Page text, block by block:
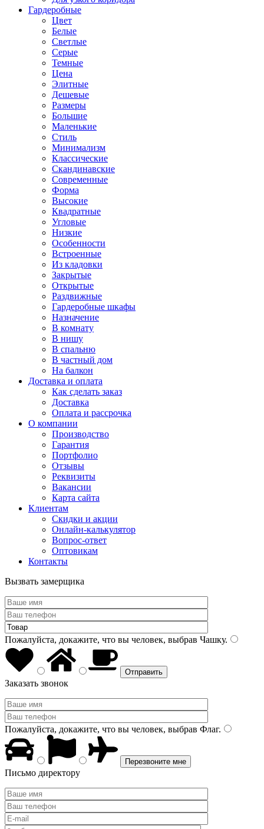
Гардеробные
Цвет
Белые
Светлые
Серые
Темные
Цена
Элитные
Дешевые
Размеры
Большие
Маленькие
Стиль
Минимализм
Классические
Скандинавские
Современные
Форма
Высокие
Квадратные
Угловые
Низкие
Особенности
Встроенные
Из кладовки
Закрытые
Открытые
Раздвижные
Гардеробные шкафы
Назначение
В комнату
В нишу
В спальню
В частный дом
На балкон
Доставка и оплата
Как сделать заказ
Доставка
Оплата и рассрочка
О компании
Производство
Гарантия
Портфолио
Отзывы
Реквизиты
Вакансии
Карта сайта
Клиентам
Скидки и акции
Онлайн-калькулятор
Вопрос-ответ
Оптовикам
Контакты
Вызвать замерщика
Пожалуйста, докажите, что вы человек, выбрав Чашку.
Заказать звонок
Пожалуйста, докажите, что вы человек, выбрав Флаг.
Письмо директору